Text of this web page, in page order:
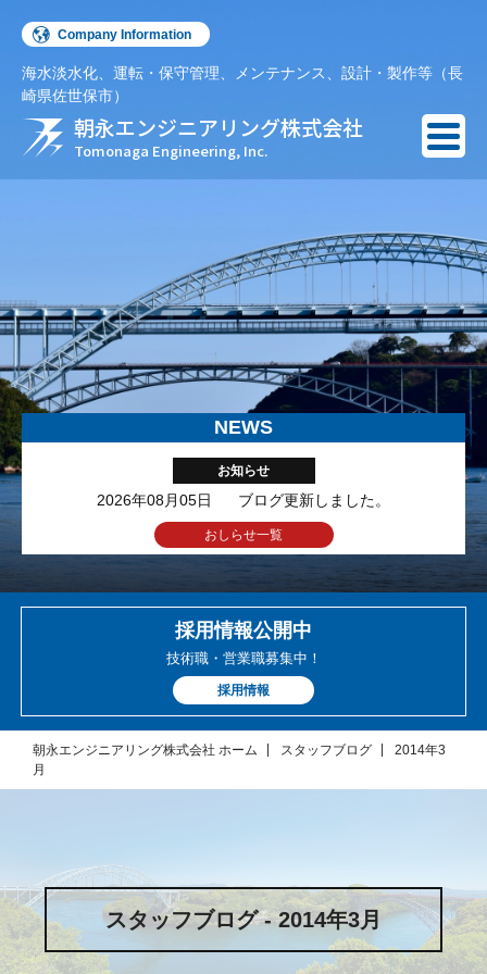
Company Information
English
Español
朝永エンジニアリング株式会社
Tomonaga Engineering, Inc.
海水淡水化、運転・保守管理、メンテナンス、設計・製作等（長
崎県佐世保市）
NEWS
お知らせ
2026年08月05日 ブログ更新しました。
おしらせ一覧
採用情報公開中
技術職・営業職募集中！
採用情報
朝永エンジニアリング株式会社 ホーム スタッフブログ
2014年3
月
スタッフブログ - 2014年3月